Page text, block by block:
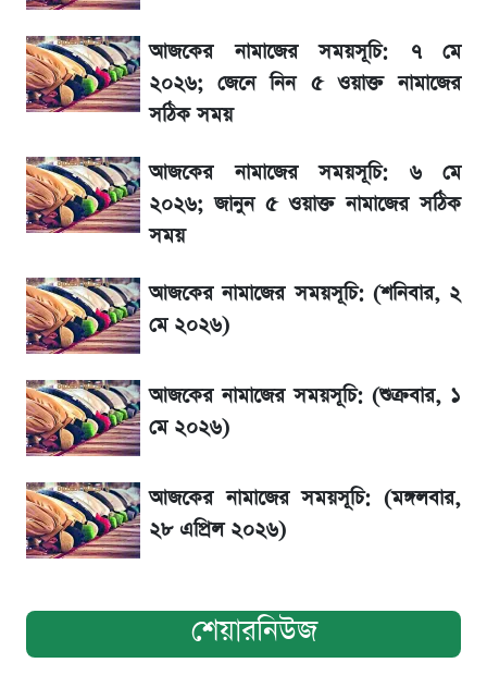
বিনিয়োগের আগে cash flowদেখবেন কেন?
আগামীকালই স্পষ্ট হবে এসএসসি ফল প্রকাশের
তারিখ
শেখ হাসিনার দেশে ফেরা নিয়ে যা বললেন রুমিন
ফারহানা
লাফিয়ে বাড়ল স্বর্ণের দাম, এক মাসের মধ্যে সর্বোচ্চ
আজকের নামাজের সময়সূচি: ৭ মে
২০২৬; জেনে নিন ৫ ওয়াক্ত নামাজের
সঠিক সময়
আজকের নামাজের সময়সূচি: ৬ মে
২০২৬; জানুন ৫ ওয়াক্ত নামাজের সঠিক
সময়
আজকের নামাজের সময়সূচি: (শনিবার, ২
মে ২০২৬)
আজকের নামাজের সময়সূচি: (শুক্রবার, ১
মে ২০২৬)
আজকের নামাজের সময়সূচি: (মঙ্গলবার,
২৮ এপ্রিল ২০২৬)
শেয়ারনিউজ